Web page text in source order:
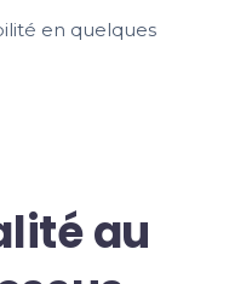
en quelques
au